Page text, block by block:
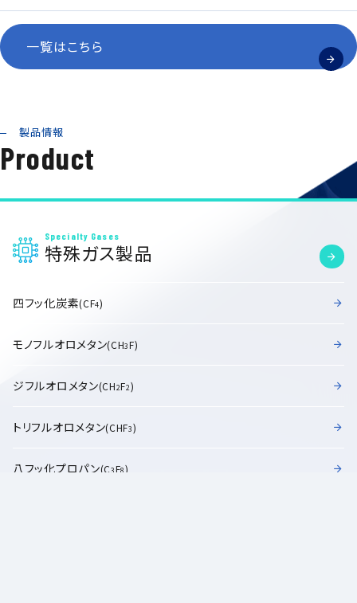
一覧はこちら
製品情報
Product
Specialty Gases
特殊ガス製品
四フッ化炭素(CF4)
モノフルオロメタン(CH3F)
ジフルオロメタン(CH2F2)
トリフルオロメタン(CHF3)
八フッ化プロパン(C3F8)